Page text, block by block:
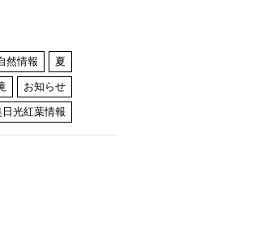
然情報 夏
お知らせ
日光紅葉情報